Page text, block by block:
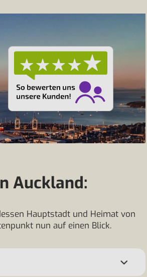
Auckland:
Hauptstadt und Heimat von
nun auf einen Blick.